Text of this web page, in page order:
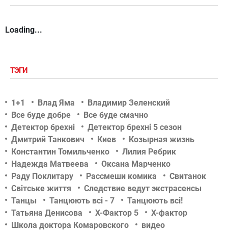
Loading...
ТЭГИ
1+1 Влад Яма
Владимир Зеленский
Все буде добре
Все буде смачно
Детектор брехні
Детектор брехні 5 сезон
Дмитрий Танкович
Киев
Козырная жизнь
Константин Томильченко
Лилия Ребрик
Надежда Матвеева
Оксана Марченко
Раду Поклитару
Рассмеши комика
Свитанок
Світське життя
Следствие ведут экстрасенсы
Танцы
Танцюють всі - 7
Танцюють всі!
Татьяна Денисова
Х-Фактор 5
Х-фактор
Школа доктора Комаровского
видео